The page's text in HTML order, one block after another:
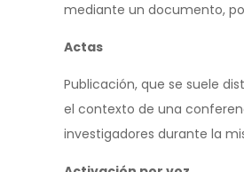
mediante un documento,
Actas
Publicación, que se suele
el contexto de una
investigadores durante la